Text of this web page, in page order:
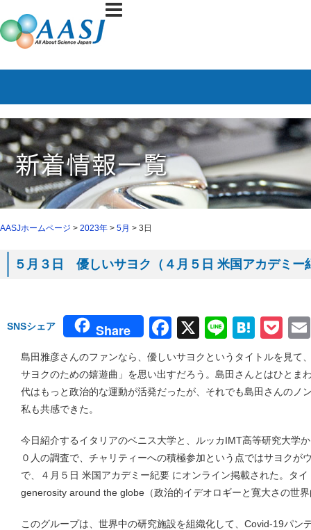
AASJホームページ > 2023年 > 5月 > 3日
５月３日 優しいサヨク（４月５日 米国アカデミー
SNSシェア Share Facebook
X Line
島田雅彦さんのファンなら、優しいサヨクというタイトルを見て
サヨクのための嬉遊曲」を思い出すだろう。島田さんとはひとま
代はもっと政治的な運動が活発だったが、それでも島田さんのノ
私も共感できた。
今日紹介するイタリアのベニス大学と、ルッカIMT高等研究大学
０人の調査で、チャリティーへの積極参加という点ではサヨクが
で、４月５日 米国アカデミー紀要 にオンライン掲載された。タ
generosity around the globe（政治的イデオロギーと寛大さの世
このグループは、世界中の研究施設を組織化して、Covid-19パン